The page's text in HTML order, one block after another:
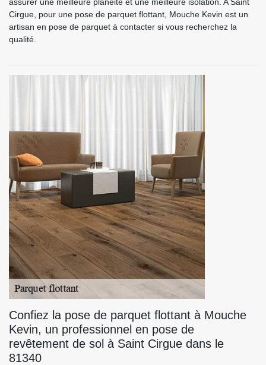
Cirgue, pour une pose de parquet flottant, Mouche Kevin est un
artisan en pose de parquet à contacter si vous recherchez la
qualité.
Confiez la pose de parquet flottant à Mouche
Kevin, un professionnel en pose de
revêtement de sol à Saint Cirgue dans le
81340